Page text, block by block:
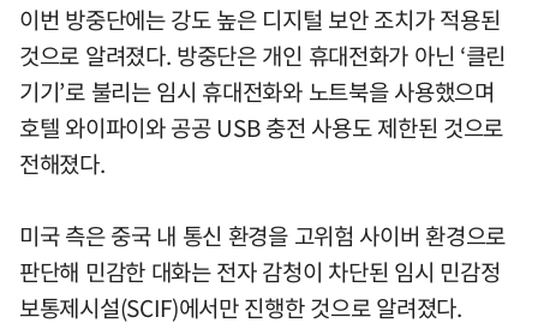
이번 방중단에는 강도 높은 디지털 보안 조치가 적용된
것으로 알려졌다. 방중단은 개인 휴대전화가 아닌 ‘클린
기기’로 불리는 임시 휴대전화와 노트북을 사용했으며
호텔 와이파이와 공공 USB 충전 사용도 제한된 것으로
전해졌다.
미국 측은 중국 내 통신 환경을 고위험 사이버 환경으로
판단해 민감한 대화는 전자 감청이 차단된 임시 민감정
보통제시설(SCIF)에서만 진행한 것으로 알려졌다.